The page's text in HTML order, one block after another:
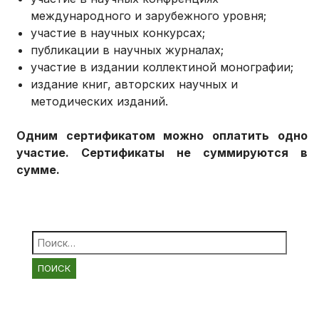
международного и зарубежного уровня;
участие в научных конкурсах;
публикации в научных журналах;
участие в издании коллектиной монографии;
издание книг, авторских научных и
методических изданий.
Одним сертификатом можно оплатить одно
участие. Сертификаты не суммируются в
сумме.
Найти: